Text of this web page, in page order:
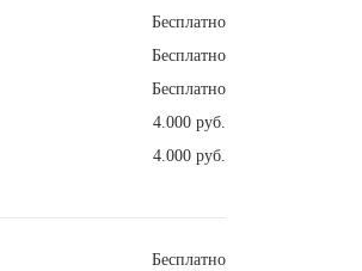
Бесплатно
Бесплатно
Бесплатно
4.000 руб.
4.000 руб.
Бесплатно